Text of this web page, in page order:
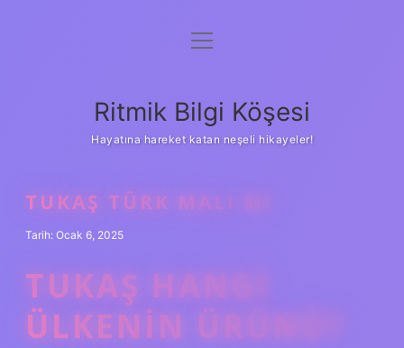
Anasayfa
Yasal Uyarı
menüyü
Ritmik Bilgi Köşesi
Hayatına hareket katan neşeli hikayeler!
TUKAŞ TÜRK MALI MI
Tarih: Ocak 6, 2025
TUKAŞ HANGI
ÜLKENIN ÜRÜNÜ?